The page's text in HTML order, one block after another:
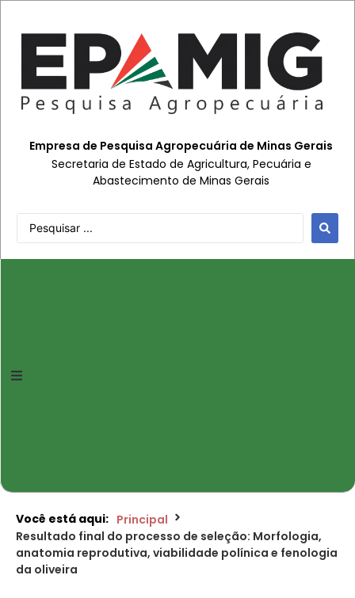
Empresa de Pesquisa Agropecuária de Minas Gerais
Secretaria de Estado de Agricultura, Pecuária e
Abastecimento de Minas Gerais
Você está aqui: Principal
Resultado final do processo de seleção: Morfologia,
anatomia reprodutiva, viabilidade polínica e fenologia
da oliveira